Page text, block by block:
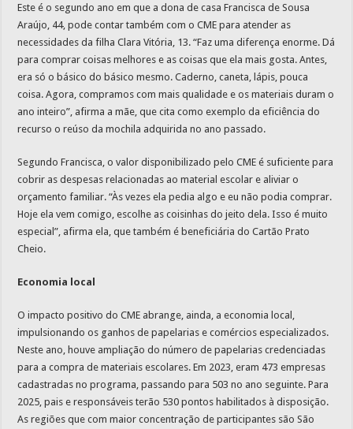
Este é o segundo ano em que a dona de casa Francisca de Sousa
Araújo, 44, pode contar também com o CME para atender as
necessidades da filha Clara Vitória, 13. “Faz uma diferença enorme. Dá
para comprar coisas melhores e as coisas que ela mais gosta. Antes,
era só o básico do básico mesmo. Caderno, caneta, lápis, pouca
coisa. Agora, compramos com mais qualidade e os materiais duram o
ano inteiro”, afirma a mãe, que cita como exemplo da eficiência do
recurso o reúso da mochila adquirida no ano passado.
Segundo Francisca, o valor disponibilizado pelo CME é suficiente para
cobrir as despesas relacionadas ao material escolar e aliviar o
orçamento familiar. “Às vezes ela pedia algo e eu não podia comprar.
Hoje ela vem comigo, escolhe as coisinhas do jeito dela. Isso é muito
especial”, afirma ela, que também é beneficiária do Cartão Prato
Cheio.
Economia local
O impacto positivo do CME abrange, ainda, a economia local,
impulsionando os ganhos de papelarias e comércios especializados.
Neste ano, houve ampliação do número de papelarias credenciadas
para a compra de materiais escolares. Em 2023, eram 473 empresas
cadastradas no programa, passando para 503 no ano seguinte. Para
2025, pais e responsáveis terão 530 pontos habilitados à disposição.
As regiões que com maior concentração de participantes são São